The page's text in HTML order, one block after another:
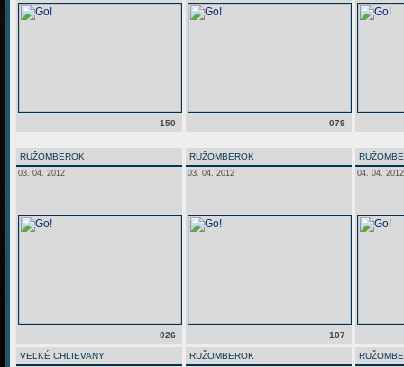
150 079
RUŽOMBEROK
03. 04. 2012
026
RUŽOMBEROK
03. 04. 2012
107
04. 04. 2012
VEĽKÉ CHLIEVANY RUŽOMBEROK